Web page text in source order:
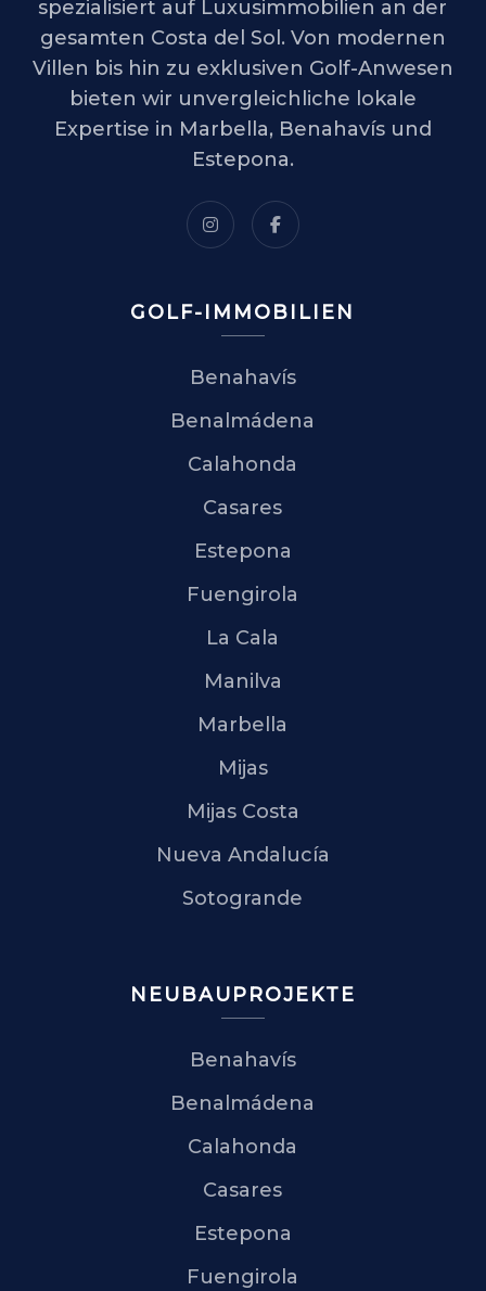
spezialisiert auf Luxusimmobilien an der
gesamten Costa del Sol. Von modernen
Villen bis hin zu exklusiven Golf-Anwesen
bieten wir unvergleichliche lokale
Expertise in Marbella, Benahavís und
Estepona.
GOLF-IMMOBILIEN
Benahavís
Benalmádena
Calahonda
Casares
Estepona
Fuengirola
La Cala
Manilva
Marbella
Mijas
Mijas Costa
Nueva Andalucía
Sotogrande
NEUBAUPROJEKTE
Benahavís
Benalmádena
Calahonda
Casares
Estepona
Fuengirola